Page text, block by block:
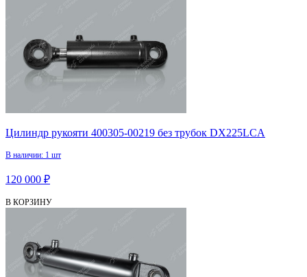
Цилиндр рукояти 400305-00219 без трубок DX225LCA
В наличии: 1 шт
120 000 ₽
В КОРЗИНУ